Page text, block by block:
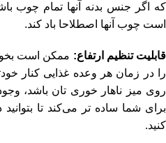
که اگر جنس بدنه آنها تمام چوب
است چوب آنها اصطلاحا باد کند.
قابلیت تنظیم ارتفاع: ممکن است
را در زمان هر وعده غذایی کنار
روی میز ناهار خوری تان باشد، وجود
برای شما ساده تر می‌کند تا
کنید.